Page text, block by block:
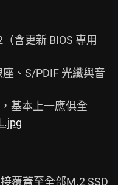
含更新 BIOS 專用
座、S/PDIF 光纖與音